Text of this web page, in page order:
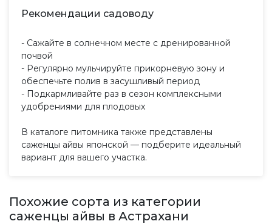
Рекомендации садоводу
- Сажайте в солнечном месте с дренированной
почвой
- Регулярно мульчируйте прикорневую зону и
обеспечьте полив в засушливый период
- Подкармливайте раз в сезон комплексными
удобрениями для плодовых
В каталоге питомника также представлены
саженцы айвы японской — подберите идеальный
вариант для вашего участка.
Похожие сорта из категории
саженцы айвы в Астрахани